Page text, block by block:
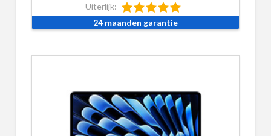
Uiterlijk:
24 maanden garantie